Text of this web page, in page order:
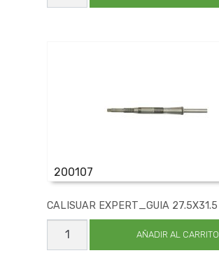
200107
CALISUAR EXPERT_GUIA 27.5X31.5
CALISUAR
EXPERT_GUIA
AÑADIR AL CARRITO